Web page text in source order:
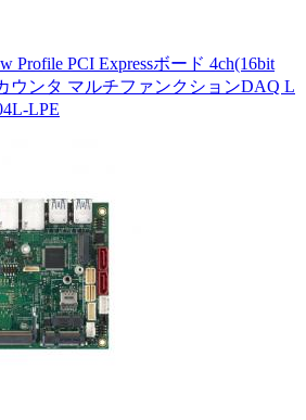
Profile PCI Expressボード 4ch(16bit
ウンタ マルチファンクションDAQ L
LPE